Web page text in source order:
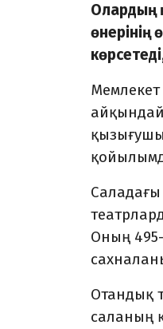
Олардың
өнерінің
Мемлекет
Оның 495-
Отандық
саланың